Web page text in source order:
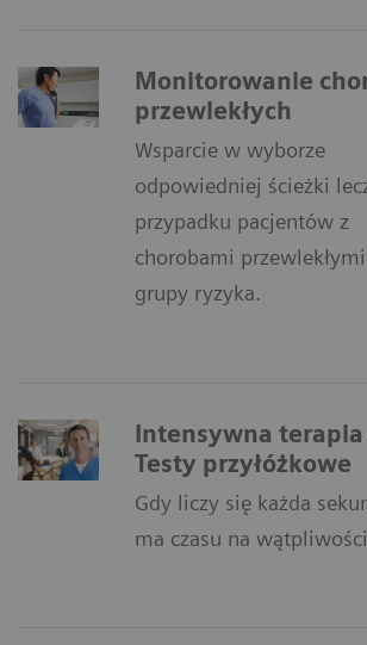
Monitorowanie
przewlekłych
Wsparcie w wyborze
odpowiedniej ścieżki
przypadku pacjentów z
chorobami
grupy ryzyka.
Intensywna
Testy przyłóżkowe
Gdy liczy się każda
ma czasu na